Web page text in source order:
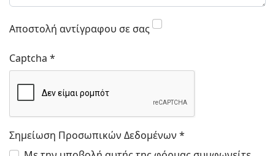
Αποστολή αντίγραφου σε σας
Captcha *
Σημείωση Προσωπικών Δεδομένων *